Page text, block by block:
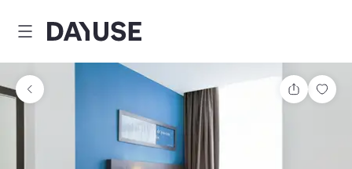
Dayuse
Teilen